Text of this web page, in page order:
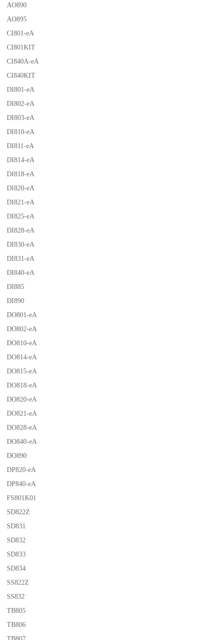
AO890
AO895
CI801-eA
CI801KIT
CI840A-eA
CI840KIT
DI801-eA
DI802-eA
DI803-eA
DI810-eA
DI811-eA
DI814-eA
DI818-eA
DI820-eA
DI821-eA
DI825-eA
DI828-eA
DI830-eA
DI831-eA
DI840-eA
DI885
DI890
DO801-eA
DO802-eA
DO810-eA
DO814-eA
DO815-eA
DO818-eA
DO820-eA
DO821-eA
DO828-eA
DO840-eA
DO890
DP820-eA
DP840-eA
FS801K01
SD822Z
SD831
SD832
SD833
SD834
SS822Z
SS832
TB805
TB806